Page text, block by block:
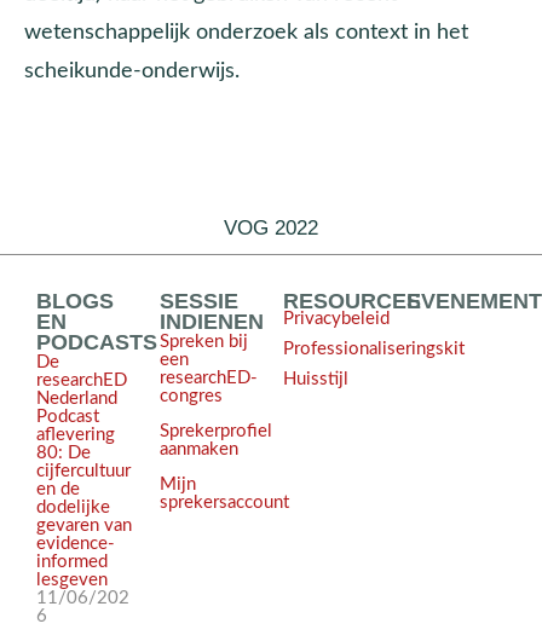
wetenschappelijk onderzoek als context in het
scheikunde-onderwijs.
VOG 2022
BLOGS
EN
PODCASTS
De
researchED
Nederland
Podcast
aflevering
80: De
cijfercultuur
en de
dodelijke
gevaren van
evidence-
informed
lesgeven
11/06/202
6
SESSIE
INDIENEN
Spreken bij
een
researchED-
congres
Sprekerprofiel
aanmaken
Mijn
sprekersaccount
RESOURCES
Privacybeleid
Professionaliseringskit
Huisstijl